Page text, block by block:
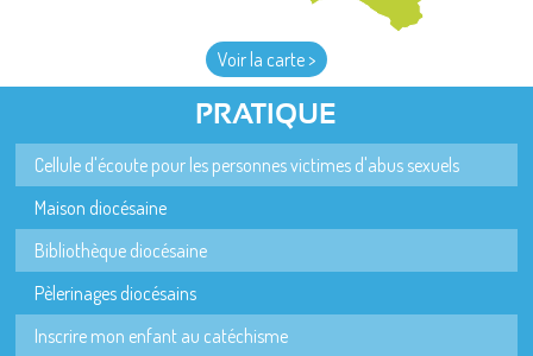
Voir la carte >
PRATIQUE
Cellule d'écoute pour les personnes victimes d'abus sexuels
Maison diocésaine
Bibliothèque diocésaine
Pèlerinages diocésains
Inscrire mon enfant au catéchisme